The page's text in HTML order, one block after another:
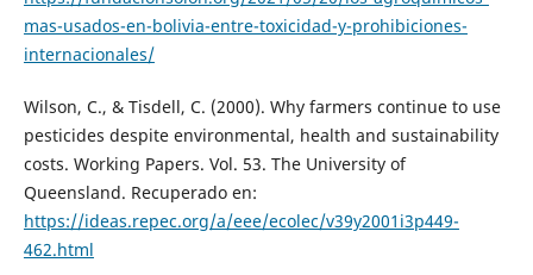
mas-usados-en-bolivia-entre-toxicidad-y-prohibiciones-
internacionales/
Wilson, C., & Tisdell, C. (2000). Why farmers continue to use
pesticides despite environmental, health and sustainability
costs. Working Papers. Vol. 53. The University of
Queensland. Recuperado en:
https://ideas.repec.org/a/eee/ecolec/v39y2001i3p449-
462.html